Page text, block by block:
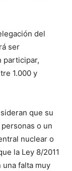
del
ser
participar,
1.000 y
que su
o un
nuclear o
la Ley 8/2011
falta muy